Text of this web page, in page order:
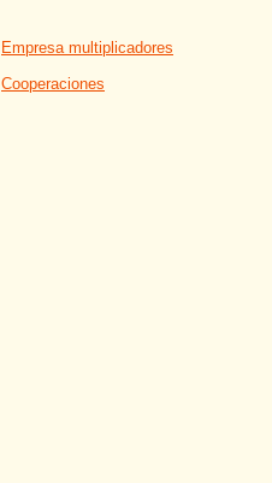
Empresa multiplicadores
Cooperaciones